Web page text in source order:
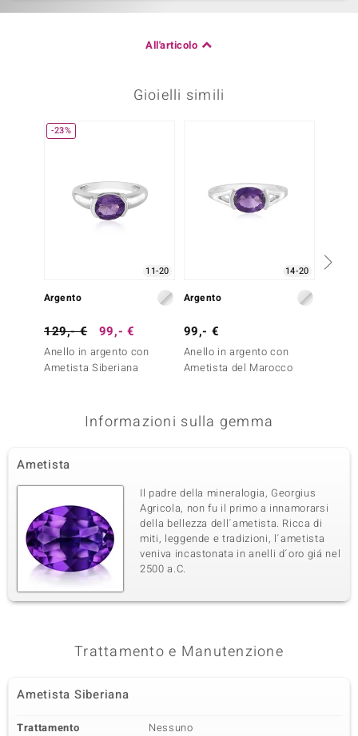
All'articolo
Gioielli simili
-23%
11-20
Argento
129,- € 99,- €
Anello in argento con
Ametista Siberiana
14-20
Argento
99,- €
Anello in argento con
Ametista del Marocco
Informazioni sulla gemma
Ametista
Il padre della mineralogia, Georgius
Agricola, non fu il primo a innamorarsi
della bellezza dell´ametista. Ricca di
miti, leggende e tradizioni, l´ametista
veniva incastonata in anelli d´oro giá nel
2500 a.C.
Trattamento e Manutenzione
Ametista Siberiana
Trattamento
Nessuno